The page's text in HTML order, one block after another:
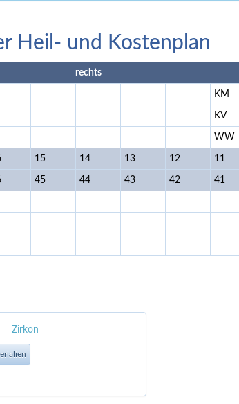
Heil- und Kostenplan
rechts
KM
KV
WW
15 14 13 12 11
45 44 43 42 41
Zirkon